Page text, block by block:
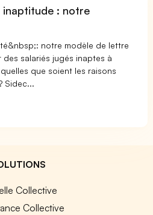
inaptitude : notre
notre modèle de lettre
salariés jugés inaptes à
que soient les raisons
Sidec...
Collective
Collective